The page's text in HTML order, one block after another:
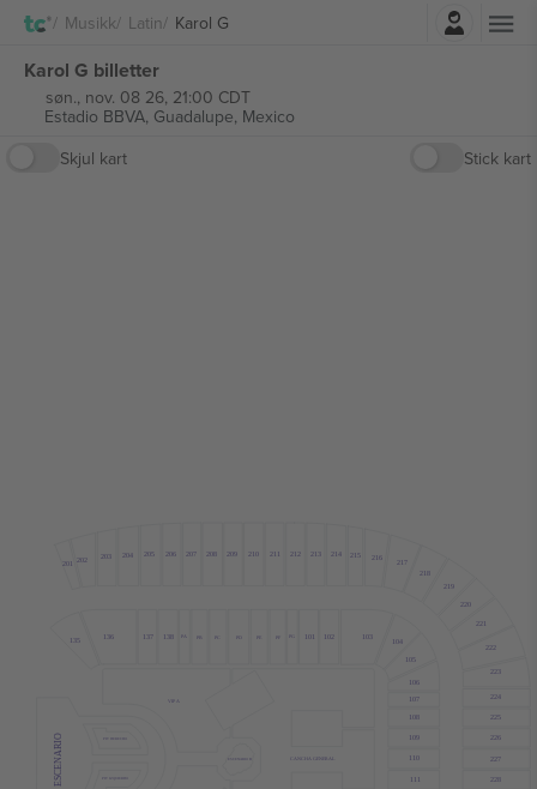
Musikk Latin Karol G
Karol G billetter
søn., nov. 08 26, 21:00 CDT
Estadio BBVA, Guadalupe, Mexico
Skjul kart
Stick kart
CANCHA GENERAL
135
136 137 138 PA PB PC PD PE PF 101 102 103
104
105
106
107
109
111
201
202 203 204 205 206 207 208 209 210 211 212 213 214 215 216
217
218
219
220
221
222
223
224
225
226
227
228
VIP A
ESCENARIO